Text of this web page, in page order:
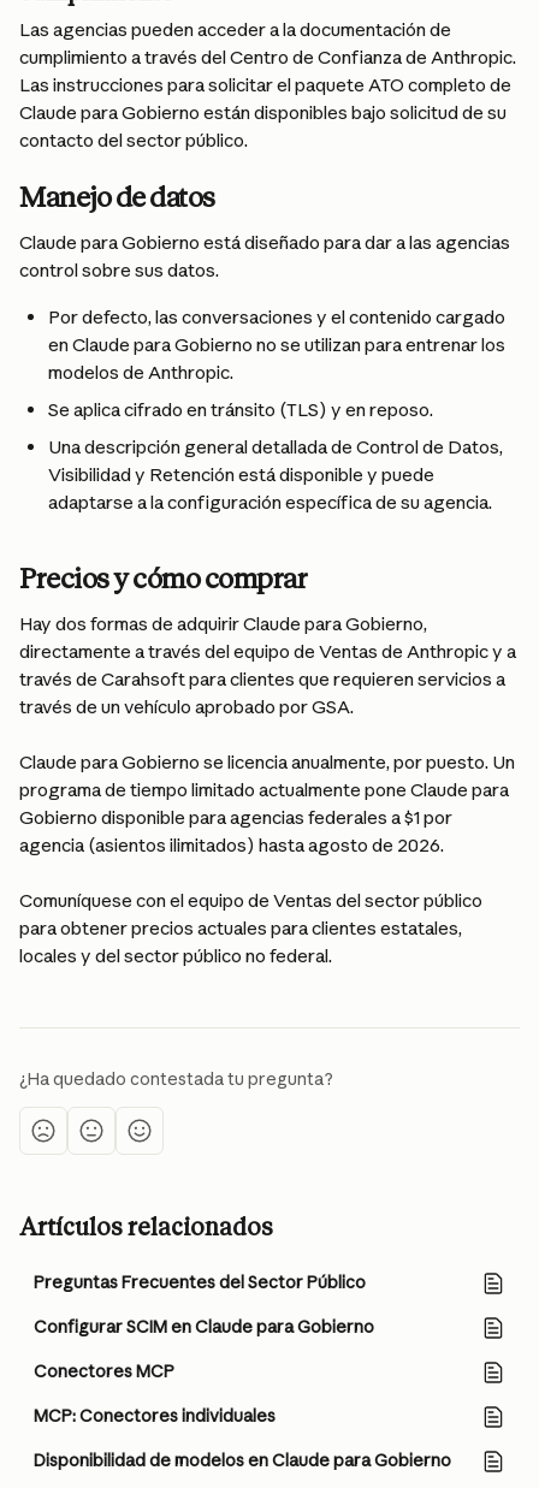
Las agencias pueden acceder a la documentación de
cumplimiento a través del Centro de Confianza de Anthropic.
Las instrucciones para solicitar el paquete ATO completo de
Claude para Gobierno están disponibles bajo solicitud de su
contacto del sector público.
Manejo de datos
Claude para Gobierno está diseñado para dar a las agencias
control sobre sus datos.
Por defecto, las conversaciones y el contenido cargado
en Claude para Gobierno no se utilizan para entrenar los
modelos de Anthropic.
Se aplica cifrado en tránsito (TLS) y en reposo.
Una descripción general detallada de Control de Datos,
Visibilidad y Retención está disponible y puede
adaptarse a la configuración específica de su agencia.
Precios y cómo comprar
Hay dos formas de adquirir Claude para Gobierno,
directamente a través del equipo de Ventas de Anthropic y a
través de Carahsoft para clientes que requieren servicios a
través de un vehículo aprobado por GSA.
Claude para Gobierno se licencia anualmente, por puesto. Un
programa de tiempo limitado actualmente pone Claude para
Gobierno disponible para agencias federales a $1 por
agencia (asientos ilimitados) hasta agosto de 2026.
Comuníquese con el equipo de Ventas del sector público
para obtener precios actuales para clientes estatales,
locales y del sector público no federal.
¿Ha quedado contestada tu pregunta?
Artículos relacionados
Preguntas Frecuentes del Sector Público
Configurar SCIM en Claude para Gobierno
Conectores MCP
MCP: Conectores individuales
Disponibilidad de modelos en Claude para Gobierno